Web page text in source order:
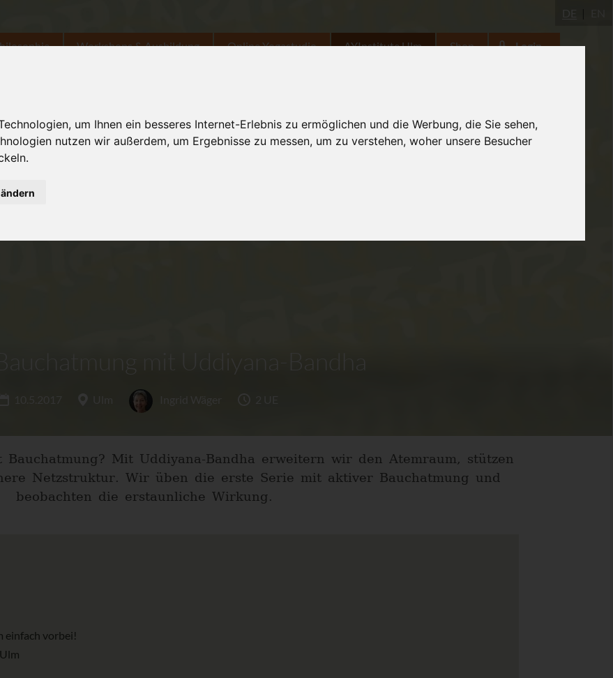
um Ihnen ein besseres Internet-Erlebnis zu ermöglichen und die Werbung, die Sie sehen,
nutzen wir außerdem, um Ergebnisse zu messen, um zu verstehen, woher unsere Besucher
Workshops & Ausbildung Online Yogastudio AYInstitute Ulm Shop Login
Mit Uddiyana-Bandha erweitern wir den Atemraum, stützen
Netzstruktur. Wir üben die erste Serie mit aktiver Bauchatmung und
beobachten die erstaunliche Wirkung.
einfach vorbei!